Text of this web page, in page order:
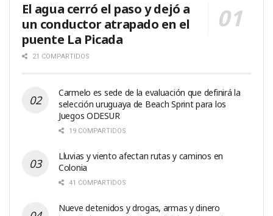
El agua cerró el paso y dejó a
un conductor atrapado en el
puente La Picada
21 COMPARTIDOS
Carmelo es sede de la evaluación que definirá la
selección uruguaya de Beach Sprint para los
Juegos ODESUR
19 COMPARTIDOS
Lluvias y viento afectan rutas y caminos en
Colonia
41 COMPARTIDOS
Nueve detenidos y drogas, armas y dinero